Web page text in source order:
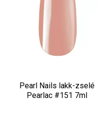
Pearl Nails lakk-zselé
Pearlac #151 7ml